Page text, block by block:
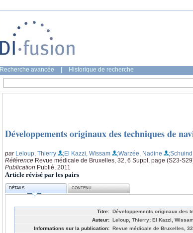
Recherche avancée Historique de recherche
Développements originaux des techniques de
par Leloup, Thierry ;El Kazzi, Wissam ;Warzée, Nadine
Référence Revue médicale de Bruxelles, 32, 6 Suppl, page (S23-
Publication Publié, 2011
Article révisé par les pairs
DÉTAILS CONTENU
Titre: Développements originaux des
Auteur: Leloup, Thierry; El Kazzi,
Informations sur la publication: Revue médicale de Bruxelles,